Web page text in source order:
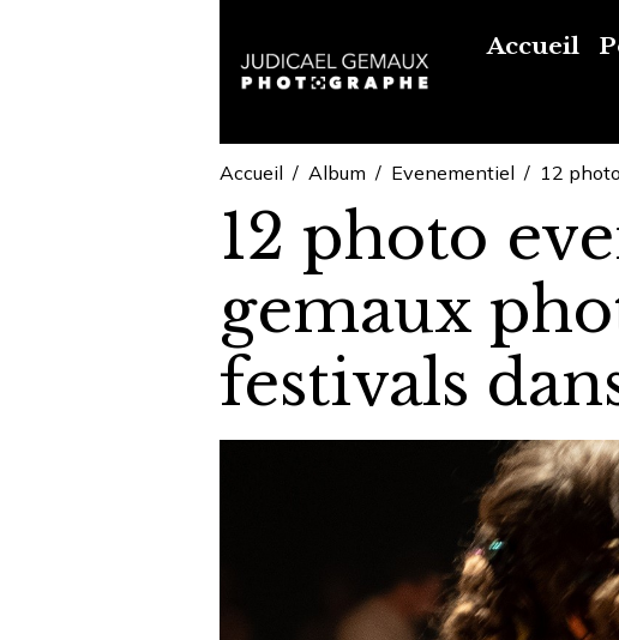
Accueil
Accueil Album Evenementiel 12
12 photo
gemaux
festivals